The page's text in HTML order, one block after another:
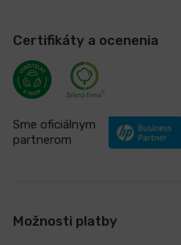
Certifikáty a ocenenia
Sme oficiálnym
partnerom
Možnosti platby